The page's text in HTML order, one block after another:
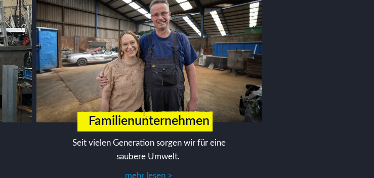
Familienunternehmen
Seit vielen Generation sorgen wir für eine
saubere Umwelt.
mehr lesen >